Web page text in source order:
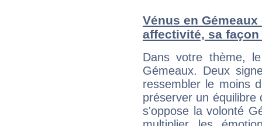
Vénus en
affectivité, sa
Dans votre thème,
Gémeaux. Deux
ressembler le moins
préserver un équilibre
s'oppose la volonté